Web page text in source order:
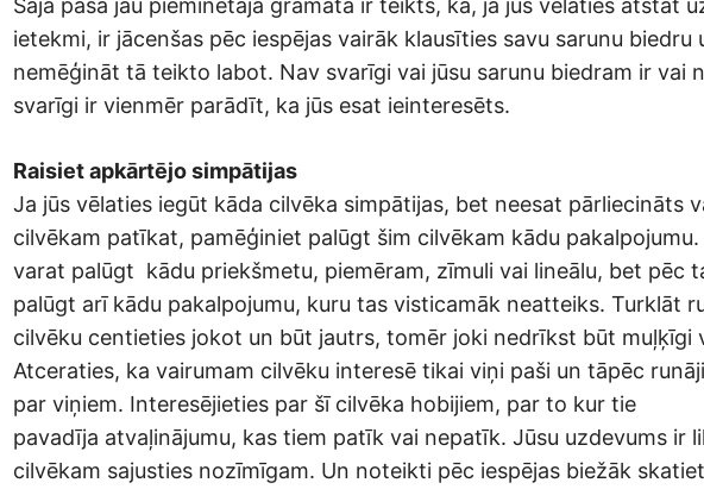
Šajā pašā jau pieminētajā grāmatā ir teikts, ka, ja jūs vēlaties atstāt
ietekmi, ir jācenšas pēc iespējas vairāk klausīties savu sarunu biedru
nemēģināt tā teikto labot. Nav svarīgi vai jūsu sarunu biedram ir vai
svarīgi ir vienmēr parādīt, ka jūs esat ieinteresēts.
Raisiet apkārtējo simpātijas
Ja jūs vēlaties iegūt kāda cilvēka simpātijas, bet neesat pārliecināts
cilvēkam patīkat, pamēģiniet palūgt šim cilvēkam kādu pakalpojumu.
varat palūgt kādu priekšmetu, piemēram, zīmuli vai lineālu, bet pēc
palūgt arī kādu pakalpojumu, kuru tas visticamāk neatteiks. Turklāt
cilvēku centieties jokot un būt jautrs, tomēr joki nedrīkst būt muļķīgi
Atceraties, ka vairumam cilvēku interesē tikai viņi paši un tāpēc
par viņiem. Interesējieties par šī cilvēka hobijiem, par to kur tie
pavadīja atvaļinājumu, kas tiem patīk vai nepatīk. Jūsu uzdevums ir
cilvēkam sajusties nozīmīgam. Un noteikti pēc iespējas biežāk